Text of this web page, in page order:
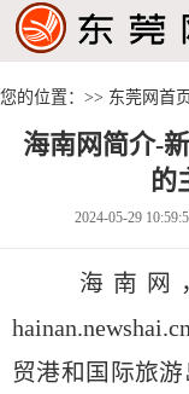
您的位置：>> 东莞网首页
海南网简介-
的
2024-05-29
海南网，
hainan.newshai.cn
贸港和国际旅